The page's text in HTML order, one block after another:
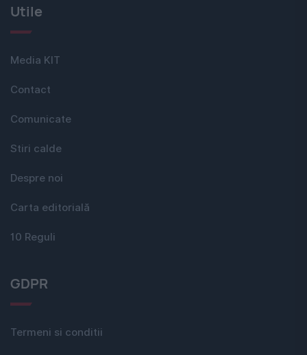
Utile
Media KIT
Contact
Comunicate
Stiri calde
Despre noi
Carta editorială
10 Reguli
GDPR
Termeni si conditii